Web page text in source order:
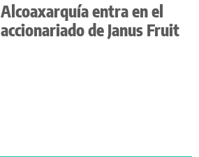
Alcoaxarquía entra en el
accionariado de Janus Fruit